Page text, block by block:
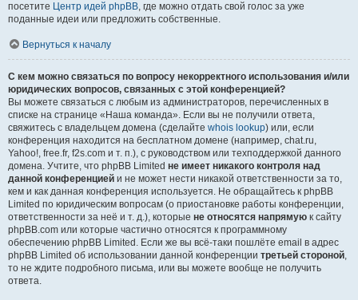
посетите Центр идей phpBB, где можно отдать свой голос за уже
поданные идеи или предложить собственные.
Вернуться к началу
С кем можно связаться по вопросу некорректного использования и/или
юридических вопросов, связанных с этой конференцией?
Вы можете связаться с любым из администраторов, перечисленных в
списке на странице «Наша команда». Если вы не получили ответа,
свяжитесь с владельцем домена (сделайте whois lookup) или, если
конференция находится на бесплатном домене (например, chat.ru,
Yahoo!, free.fr, f2s.com и т. п.), с руководством или техподдержкой данного
домена. Учтите, что phpBB Limited не имеет никакого контроля над
данной конференцией и не может нести никакой ответственности за то,
кем и как данная конференция используется. Не обращайтесь к phpBB
Limited по юридическим вопросам (о приостановке работы конференции,
ответственности за неё и т. д.), которые не относятся напрямую к сайту
phpBB.com или которые частично относятся к программному
обеспечению phpBB Limited. Если же вы всё-таки пошлёте email в адрес
phpBB Limited об использовании данной конференции третьей стороной,
то не ждите подробного письма, или вы можете вообще не получить
ответа.